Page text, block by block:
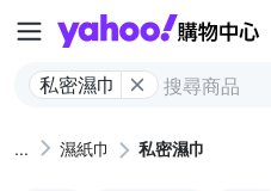
私密濕巾
濕紙巾 私密濕巾